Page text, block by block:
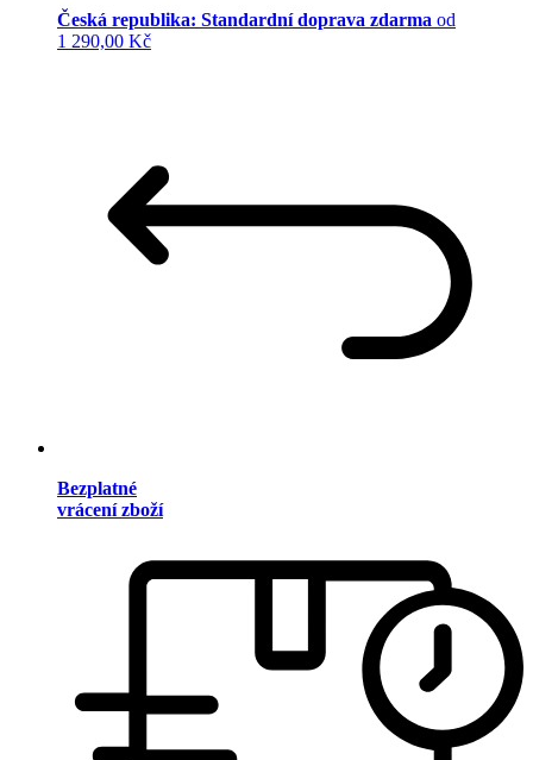
Česká republika: Standardní doprava zdarma od
1 290,00 Kč
Bezplatné
vrácení zboží